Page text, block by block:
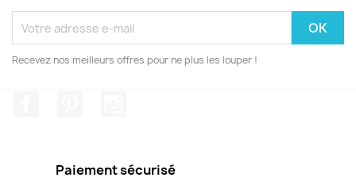
Recevez nos meilleurs offres pour ne plus les louper !
Paiement sécurisé